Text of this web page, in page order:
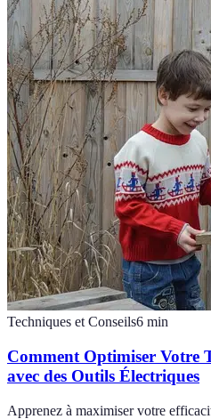
Techniques et Conseils6 min
Comment Optimiser Votre
avec des Outils Électriques
Apprenez à maximiser votre